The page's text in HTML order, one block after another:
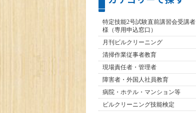
特定技能2号試験直前講習会受講者
様（専用申込窓口）
月刊ビルクリーニング
清掃作業従事者教育
現場責任者・管理者
障害者・外国人社員教育
病院・ホテル・マンション等
ビルクリーニング技能検定